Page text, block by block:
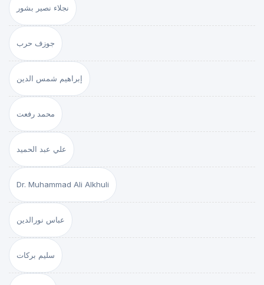
نجلاء نصير بشور
جوزف حرب
إبراهيم شمس الدين
محمد رفعت
علي عبد الحميد
Dr. Muhammad Ali Alkhuli
عباس نورالدين
سليم بركات